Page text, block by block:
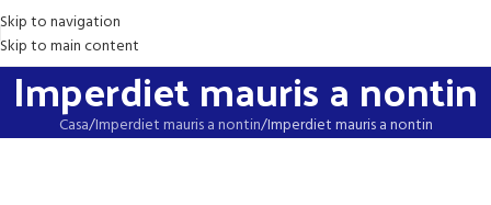
Skip to navigation
Skip to main content
Imperdiet mauris a nontin
Casa Imperdiet mauris a nontin Imperdiet mauris a nontin